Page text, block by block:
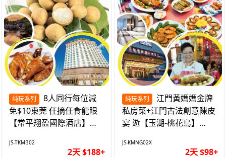
纯玩系列
免$10東莞 任摘任食龍眼
【常平翔盈國際酒店】
天
JS-TKMB02
2天 $188+
純玩系列
私房菜+江門古法創意陳皮
宴 遊【玉湖-桃花島】
純玩2天
JS-KMNG02X
2天 $98+